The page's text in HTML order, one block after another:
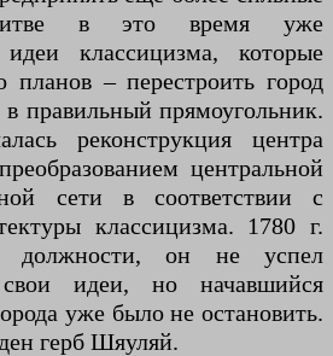
в это время уже
идеи классицизма, которые
планов – перестроить город
в правильный прямоугольник.
реконструкция центра
центральной
сети в соответствии с
классицизма. 1780 г.
должности, он не успел
свои идеи, но начавшийся
уже было не остановить.
герб Шяуляй.